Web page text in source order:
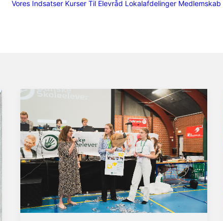
Vores Indsatser Kurser Til Elevråd Lokalafdelinger Medlemskab